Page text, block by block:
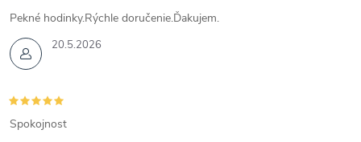
20.5.2026
Pekné hodinky.Rýchle doručenie.Ďakujem.
Spokojnost